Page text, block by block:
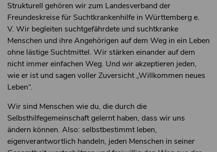
Strukturell gehören wir zum Landesverband der
Freundeskreise für Suchtkrankenhilfe in Württemberg e.
V. Wir begleiten suchtgefährdete und suchtkranke
Menschen und ihre Angehörigen auf dem Weg in ein Leben
ohne lästige Suchtmittel. Wir stärken einander auf dem
nicht immer einfachen Weg. Und wir akzeptieren jeden,
wie er ist und sagen voller Zuversicht „Willkommen neues
Leben“.
Wir sind Menschen wie du, die durch die
Selbsthilfegemeinschaft gelernt haben, dass wir uns
ändern können. Also: selbstbestimmt leben,
eigenverantwortlich handeln, jeden Menschen in seiner